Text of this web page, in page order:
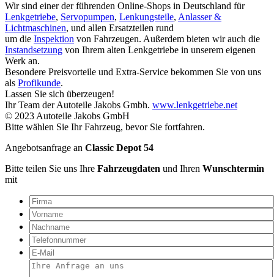
Wir sind einer der führenden Online-Shops in Deutschland für
Lenkgetriebe, Servopumpen, Lenkungsteile, Anlasser &
Lichtmaschinen, und allen Ersatzteilen rund
um die Inspektion von Fahrzeugen. Außerdem bieten wir auch die
Instandsetzung von Ihrem alten Lenkgetriebe in unserem eigenen
Werk an.
Besondere Preisvorteile und Extra-Service bekommen Sie von uns
als Profikunde.
Lassen Sie sich überzeugen!
Ihr Team der Autoteile Jakobs Gmbh. www.lenkgetriebe.net
© 2023 Autoteile Jakobs GmbH
Bitte wählen Sie Ihr Fahrzeug, bevor Sie fortfahren.
Angebotsanfrage an Classic Depot 54
Bitte teilen Sie uns Ihre Fahrzeugdaten und Ihren Wunschtermin
mit